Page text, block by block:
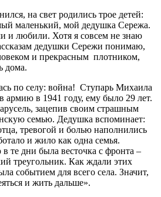
на свет родились трое детей:
маленький, мой дедушка Сережа.
и любили. Хотя я совсем не знаю
дедушки Сережи понимаю,
и прекрасным плотником,
дома.
по селу: война! Ступарь Михаила
армию в 1941 году, ему было 29 лет.
зацепив своим страшным
семью. Дедушка вспоминает:
тревогой и болью наполнились
и жило как одна семья.
те дни была весточка с фронта –
треугольник. Как ждали этих
событием для всего села. Значит,
и жить дальше».